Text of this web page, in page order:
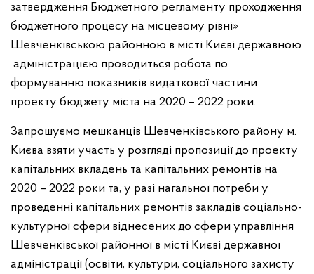
затвердження Бюджетного регламенту проходження
бюджетного процесу на місцевому рівні»
Шевченківською районною в місті Києві державною
адміністрацією проводиться робота по
формуванню показників видаткової частини
проекту бюджету міста на 2020 – 2022 роки.
Запрошуємо мешканців Шевченківського району м.
Києва взяти участь у розгляді пропозиції до проекту
капітальних вкладень та капітальних ремонтів на
2020 – 2022 роки та, у разі нагальної потреби у
проведенні капітальних ремонтів закладів соціально-
культурної сфери віднесених до сфери управління
Шевченківської районної в місті Києві державної
адміністрації (освіти, культури, соціального захисту